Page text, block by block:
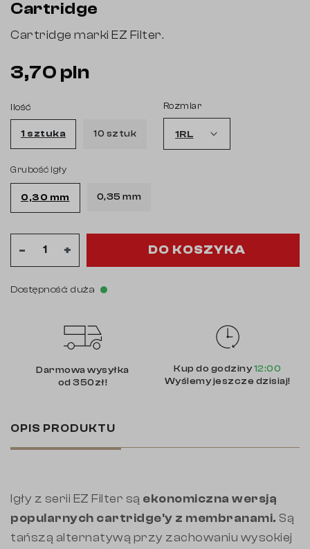
Cartridge
Cartridge marki EZ Filter.
3,70 pln
Ilość
1 sztuka 10 sztuk
Rozmiar
Grubość igły
0,30 mm 0,35 mm
Dostępność: duża
- + DO KOSZYKA
Darmowa wysyłka
od 350zł!
Kup do godziny12:00
Wyślemy jeszcze dzisiaj!
OPIS PRODUKTU
Igły z serii EZ Filter są ekonomiczna wersją
popularnych cartridge'y z membranami. Są
tańszą alternatywą przy zachowaniu wysokiej